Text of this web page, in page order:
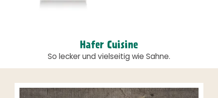
Hafer Cuisine
So lecker und vielseitig wie Sahne.